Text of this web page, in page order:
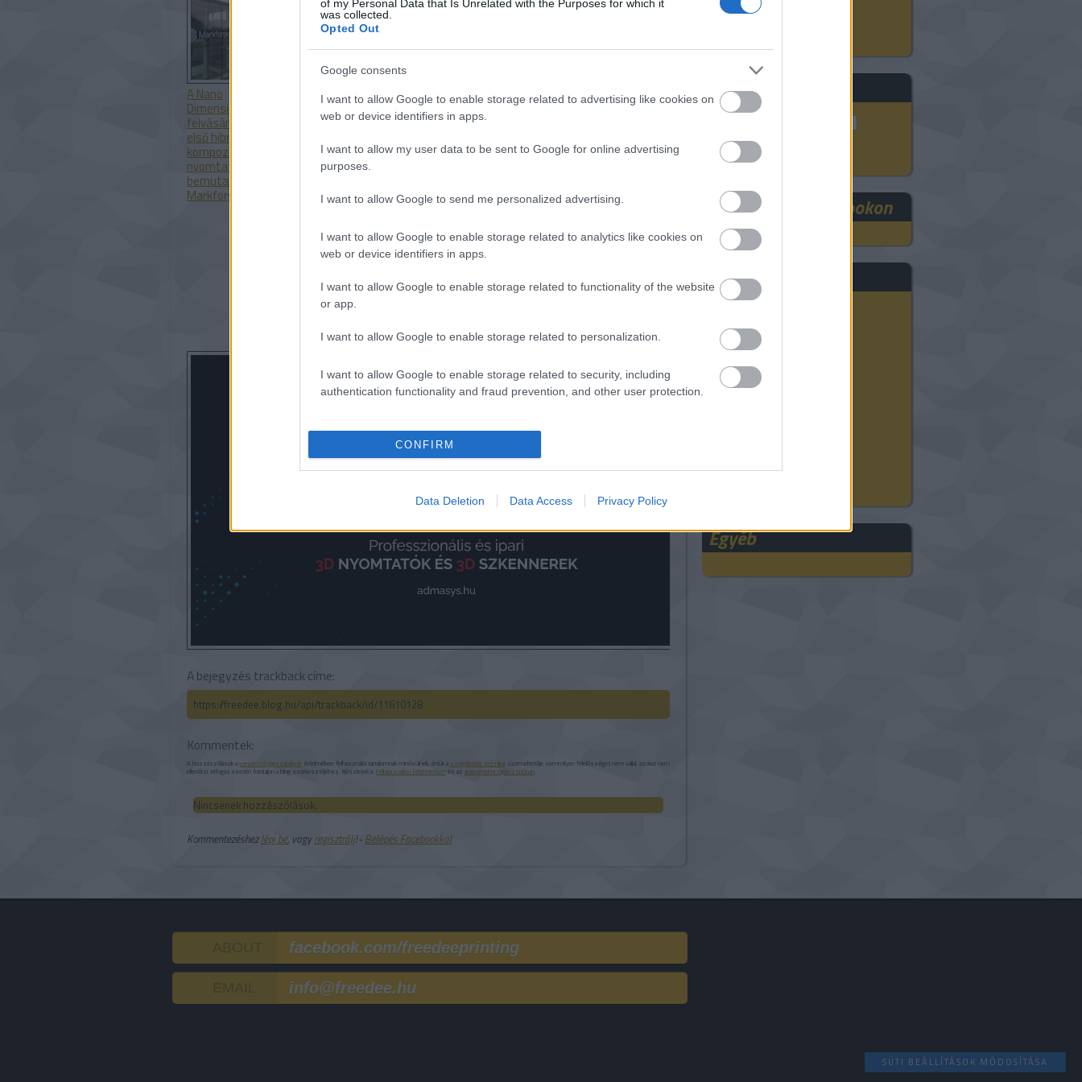
of my Personal Data that Is Unrelated with the Purposes for which it
was collected.
Opted Out
Google consents
I want to allow Google to enable storage related to advertising like cookies on
web or device identifiers in apps.
I want to allow my user data to be sent to Google for online advertising
purposes.
I want to allow Google to send me personalized advertising.
I want to allow Google to enable storage related to analytics like cookies on
web or device identifiers in apps.
I want to allow Google to enable storage related to functionality of the website
or app.
I want to allow Google to enable storage related to personalization.
I want to allow Google to enable storage related to security, including
authentication functionality and fraud prevention, and other user protection.
CONFIRM
Data Deletion Data Access Privacy Policy
3D szkennelés
Keresés
FRE3DEE a Facebookon
Archívum
2024 november
2024 október
2024 szeptember
2024 augusztus
2024 július
Egyéb
A Nano
Dimension
felvásárolja az
első hibrid, fém-
kompozit
nyomtatót
bemutató
Markforgedot
Itt az új
CraftBot IDEX
Ellenáll-e a 3D
nyomtatott
volfrám egy
extrém
A SpaceX addítív
gyártási
A Wabtec additív
a vasúti
A bejegyzés trackback címe:
https://freedee.blog.hu/api/trackback/id/11610128
Kommentek:
A hozzászólások avonatkozó jogszabályok értelmében felhasználói tartalomnak minősülnek, értük a szolgáltatás technikai üzemeltetője semmilyen felelősséget nem vállal, azokat nem
ellenőrzi. Kifogás esetén forduljon a blog szerkesztőjéhez. Részletek a Felhasználási feltételekbenés az adatvédelmi tájékoztatóban
Nincsenek hozzászólások.
Kommentezéshezlépj be, vagyregisztrálj! ‐ Belépés Facebookkal
facebook.com/freedeeprinting
info@freedee.hu
SÜTI BEÁLLÍTÁSOK MÓDOSÍTÁSA